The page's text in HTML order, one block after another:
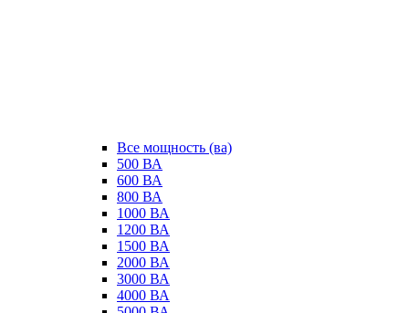
Все мощность (ва)
500 ВА
600 ВА
800 ВА
1000 ВА
1200 ВА
1500 ВА
2000 ВА
3000 ВА
4000 ВА